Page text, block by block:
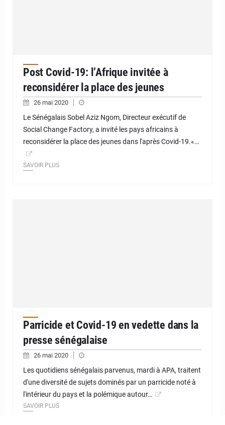
Post Covid-19: l’Afrique invitée à
reconsidérer la place des jeunes
26 mai 2020
Le Sénégalais Sobel Aziz Ngom, Directeur exécutif de
Social Change Factory, a invité les pays africains à
reconsidérer la place des jeunes dans l'après Covid-19.«…
SAVOIR PLUS
Parricide et Covid-19 en vedette dans la
presse sénégalaise
26 mai 2020
Les quotidiens sénégalais parvenus, mardi à APA, traitent
d'une diversité de sujets dominés par un parricide noté à
l'intérieur du pays et la polémique autour…
SAVOIR PLUS